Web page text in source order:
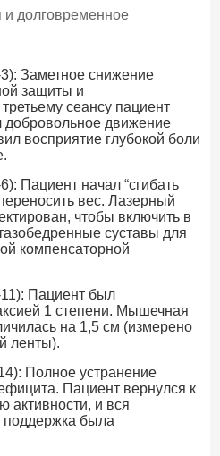
и долговременное
Заметное снижение
защиты и
сеансу пациент
добровольное движение
восприятие глубокой боли
Пациент начал “сгибать
вес. Лазерный
чтобы включить в
суставы для
компенсаторной
Пациент был
1 степени. Мышечная
на 1,5 см (измерено
ленты).
Полное устранение
Пациент вернулся к
активности, и вся
поддержка была